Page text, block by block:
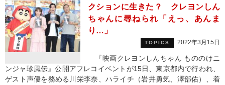
クションに生きた？ クレヨンしん
ちゃんに尋ねられ「えっ、あんま
り…」
TOPICS 2022年3月15日
『映画クレヨンしんちゃん もののけニ
ンジャ珍風伝』公開アフレコイベントが15日、東京都内で行われ、
ゲスト声優を務める川栄李奈、ハライチ（岩井勇気、澤部佑）、着